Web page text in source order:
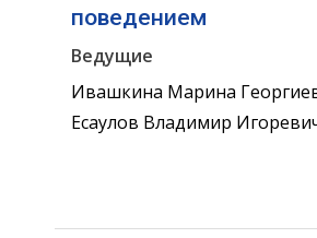
поведением
Ведущие
Ивашкина Марина
Есаулов Владимир